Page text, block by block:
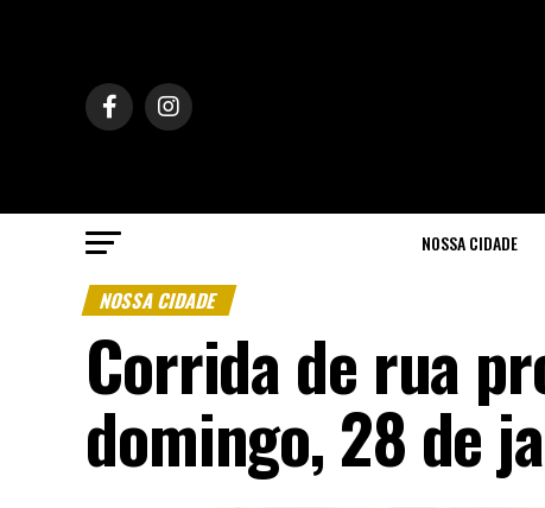
NOSSA CIDADE
NOSSA CIDADE
Corrida de rua
domingo, 28 de